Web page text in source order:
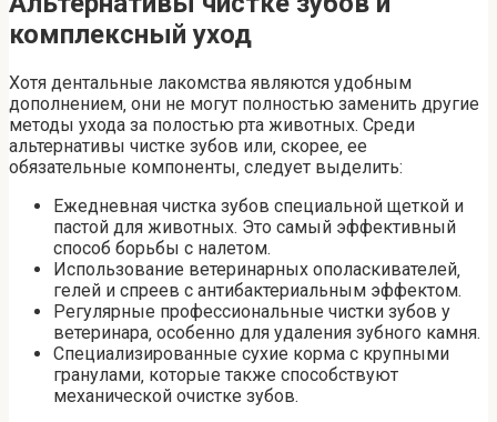
комплексный уход
Хотя дентальные лакомства являются удобным
дополнением‚ они не могут полностью заменить другие
методы ухода за полостью рта животных. Среди
альтернативы чистке зубов или‚ скорее‚ ее
обязательные компоненты‚ следует выделить:
Ежедневная чистка зубов специальной щеткой и
пастой для животных. Это самый эффективный
способ борьбы с налетом.
Использование ветеринарных ополаскивателей‚
гелей и спреев с антибактериальным эффектом.
Регулярные профессиональные чистки зубов у
ветеринара‚ особенно для удаления зубного камня.
Специализированные сухие корма с крупными
гранулами‚ которые также способствуют
механической очистке зубов.